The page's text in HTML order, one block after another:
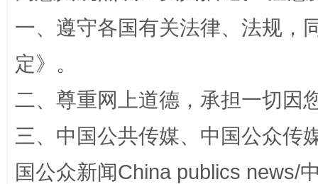
阿坝州三大球赛在茂县开幕 规模
一、遵守各国有关法律、法规，
定》。
二、尊重网上道德，承担一切因
三、中国公共传媒、中国公众传
国公众新闻China publics news/